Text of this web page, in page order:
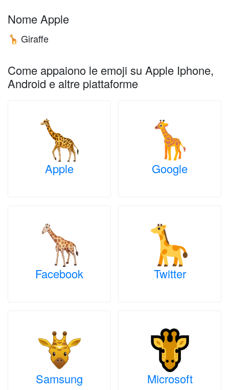
Nome Apple
🦒 Giraffe
Come appaiono le emoji su Apple Iphone,
Android e altre piattaforme
Apple Google
Facebook Twitter
Samsung Microsoft